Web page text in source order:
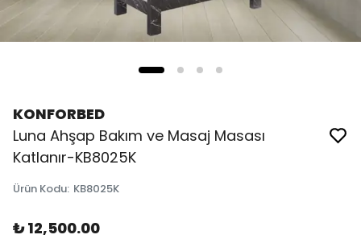
KONFORBED
Luna Ahşap Bakım ve Masaj Masası
Katlanır-KB8025K
Ürün Kodu: KB8025K
₺ 12,500.00